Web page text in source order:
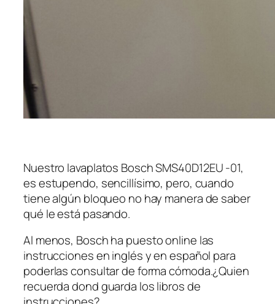
Nuestro lavaplatos Bosch SMS40D12EU -01,
es estupendo, sencillísimo, pero, cuando
tiene algún bloqueo no hay manera de saber
qué le está pasando.
Al menos, Bosch ha puesto online las
instrucciones en inglés y en español para
poderlas consultar de forma cómoda.¿Quien
recuerda dond guarda los libros de